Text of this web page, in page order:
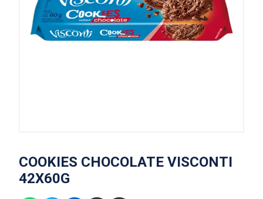
COOKIES CHOCOLATE VISCONTI
42X60G